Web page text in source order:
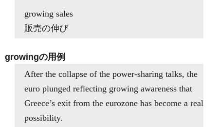
growing sales
販売の伸び
growingの用例
After the collapse of the power-sharing talks, the
euro plunged reflecting growing awareness that
Greece’s exit from the eurozone has become a real
possibility.